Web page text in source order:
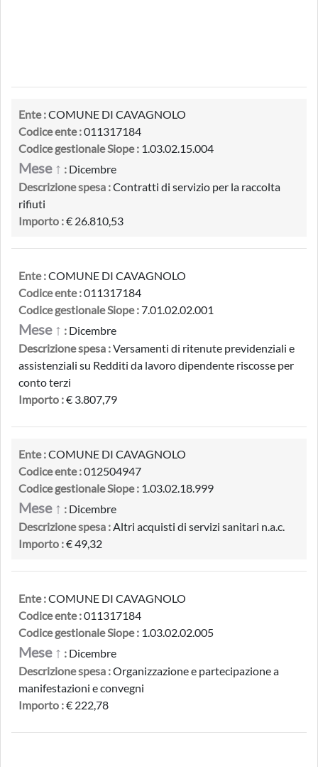
Ente :COMUNE DI CAVAGNOLO
Codice ente :011317184
Codice gestionale Siope : 1.03.02.15.004
Mese ↑ : Dicembre
Descrizione spesa :Contratti di servizio per la raccolta
rifiuti
Importo :€ 26.810,53
Ente :COMUNE DI CAVAGNOLO
Codice ente :011317184
Codice gestionale Siope :7.01.02.02.001
Mese ↑ : Dicembre
Descrizione spesa :Versamenti di ritenute previdenziali e
assistenziali su Redditi da lavoro dipendente riscosse per
conto terzi
Importo :€ 3.807,79
Ente :COMUNE DI CAVAGNOLO
Codice ente :012504947
Codice gestionale Siope : 1.03.02.18.999
Mese ↑ : Dicembre
Descrizione spesa :Altri acquisti di servizi sanitari n.a.c.
Importo :€ 49,32
Ente :COMUNE DI CAVAGNOLO
Codice ente :011317184
Codice gestionale Siope : 1.03.02.02.005
Mese ↑ : Dicembre
Descrizione spesa :Organizzazione e partecipazione a
manifestazioni e convegni
Importo :€ 222,78